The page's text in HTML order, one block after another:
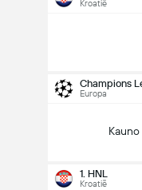
Kroatië
Champions
Europa
1. HNL
Kroatië